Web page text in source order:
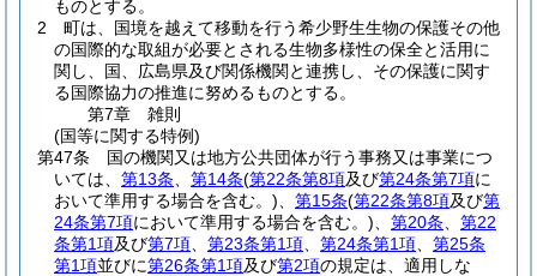
ものとする。
2
町は、国境を越えて移動を行う希少野生生物の保護その他
の国際的な取組が必要とされる生物多様性の保全と活用に
関し、国、広島県及び関係機関と連携し、その保護に関す
る国際協力の推進に努めるものとする。
第7章
雑則
(国等に関する特例)
第47条
国の機関又は地方公共団体が行う事務又は事業につ
いては、 第13条 第14条(第22条第8項及び第24条第7項に
おいて準用する場合を含む。)
第15条(第22条第8項及び第
24条第7項において準用する場合を含む。) 第20条
第22
条第1項及び第7項 第23条第1項 第24条第1項
第25条
第1項並びに第26条第1項及び第2項の規定は、適用しな